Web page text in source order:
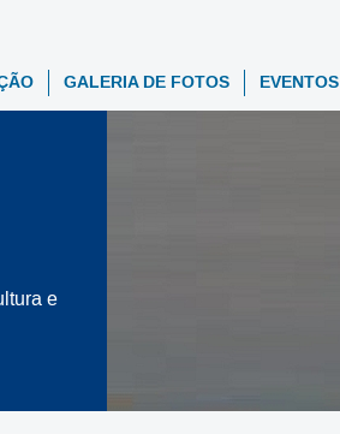
GALERIA DE FOTOS EVENTOS
e